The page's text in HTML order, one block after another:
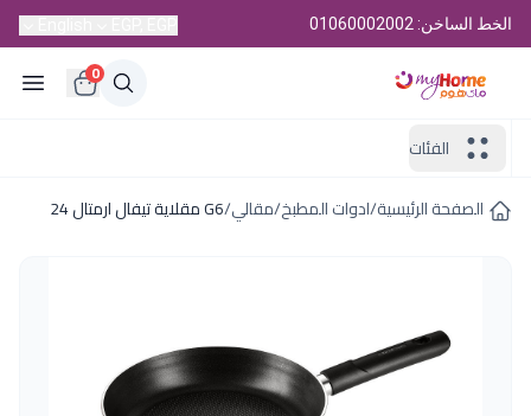
الخط الساخن: 01060002002
0
الفئات
الصفحة الرئيسية/ادوات المطبخ/مقالي/G6 مقلاية تيفال ارمتال 24